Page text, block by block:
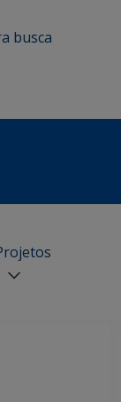
busca